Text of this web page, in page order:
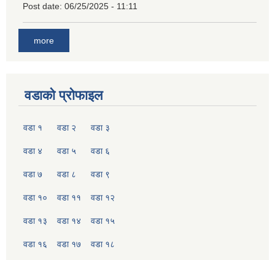
Post date: 06/25/2025 - 11:11
more
वडाको प्रोफाइल
वडा १ वडा २ वडा ३
वडा ४ वडा ५ वडा ६
वडा ७ वडा ८ वडा ९
वडा १० वडा ११ वडा १२
वडा १३ वडा १४ वडा १५
वडा १६ वडा १७ वडा १८